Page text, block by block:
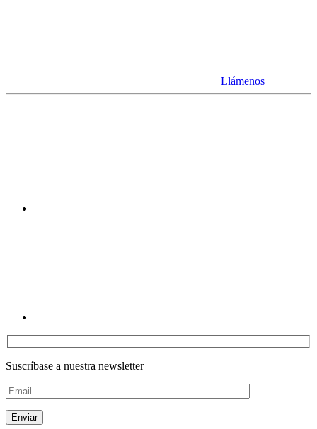
Llámenos
Suscríbase a nuestra newsletter